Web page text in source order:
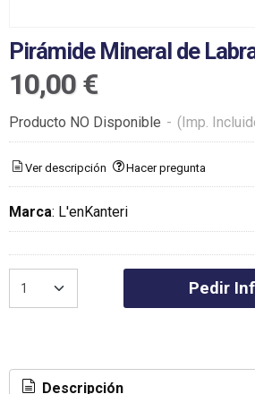
Pirámide Mineral de
10,00 €
Producto NO Disponible - (Imp.
Ver descripción Hacer pregunta
Marca: L'enKanteri
Pedir
Descripción